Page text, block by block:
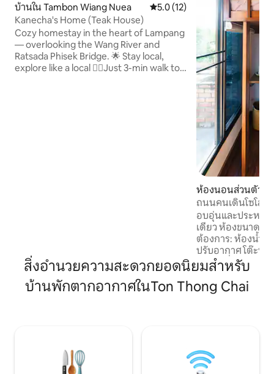
บ้านใน Tambon Wiang Nuea คะแนนเฉลี่ย 5.0 จาก 5, 12 รีวิว
5.0 (12)
Kanecha's Home (Teak House)
Cozy homestay in the heart of Lampang
— overlooking the Wang River and
Ratsada Phisek Bridge. 🌟 Stay local,
explore like a local 🚶‍♂️Just 3-min walk to
ห้องนอนส่วนตัวใน
eang Lampang
ถนนคนเดินโซโล -
อบอุ่นและประหยั
เดียว ห้องขนาดกะทัดรัดที่มีทุกสิ่งที่คุณ
ต้องการ: ห้องน้ำส่
ปรับอากาศ โต๊ะทำ
ใหญ่ เครื่องซักผ้าตู้
ประทานอาหาร ตั้งอยู่ภายในถนนคนเดิน
ลำปาง ร้านอาหา
อยู่ในระยะเดินถึงได้ Fong Lee CC
ค้นหาช่วงเวลาเดี่
สิ่งอำนวยความสะดวกยอดนิยมสำหรับ
บ้านพักตากอากาศในTon Thong Chai